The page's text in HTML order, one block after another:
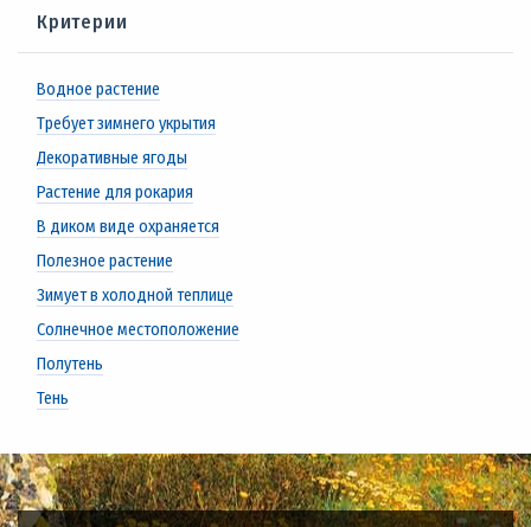
Критерии
Водное растение
Требует зимнего укрытия
Декоративные ягоды
Растение для рокария
В диком виде охраняется
Полезное растение
Зимует в холодной теплице
Солнечное местоположение
Полутень
Тень